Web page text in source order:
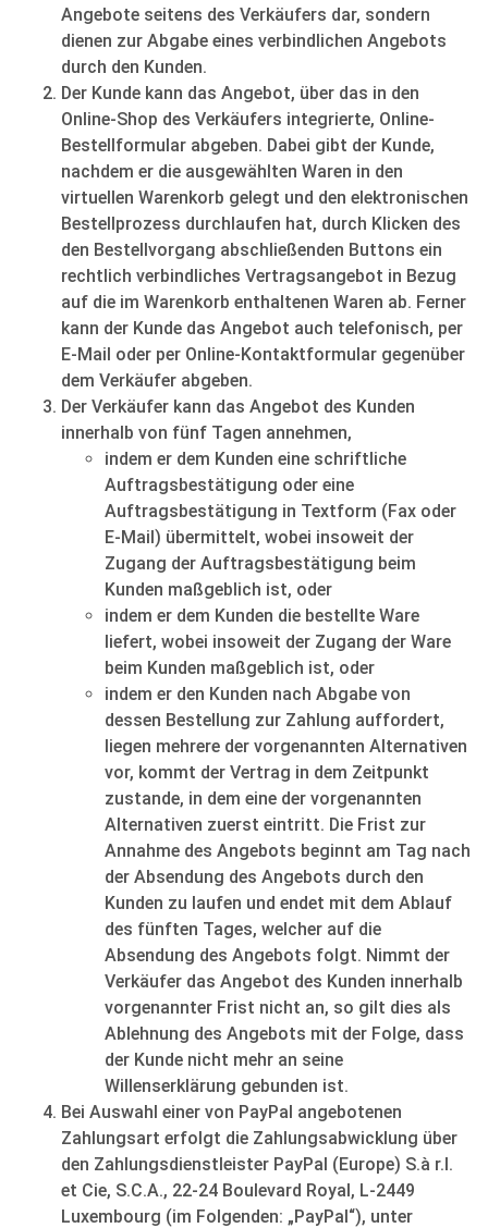
Angebote seitens des Verkäufers dar, sondern
dienen zur Abgabe eines verbindlichen Angebots
durch den Kunden.
Der Kunde kann das Angebot, über das in den
Online-Shop des Verkäufers integrierte, Online-
Bestellformular abgeben. Dabei gibt der Kunde,
nachdem er die ausgewählten Waren in den
virtuellen Warenkorb gelegt und den elektronischen
Bestellprozess durchlaufen hat, durch Klicken des
den Bestellvorgang abschließenden Buttons ein
rechtlich verbindliches Vertragsangebot in Bezug
auf die im Warenkorb enthaltenen Waren ab. Ferner
kann der Kunde das Angebot auch telefonisch, per
E-Mail oder per Online-Kontaktformular gegenüber
dem Verkäufer abgeben.
Der Verkäufer kann das Angebot des Kunden
innerhalb von fünf Tagen annehmen,
indem er dem Kunden eine schriftliche
Auftragsbestätigung oder eine
Auftragsbestätigung in Textform (Fax oder
E-Mail) übermittelt, wobei insoweit der
Zugang der Auftragsbestätigung beim
Kunden maßgeblich ist, oder
indem er dem Kunden die bestellte Ware
liefert, wobei insoweit der Zugang der Ware
beim Kunden maßgeblich ist, oder
indem er den Kunden nach Abgabe von
dessen Bestellung zur Zahlung auffordert,
liegen mehrere der vorgenannten Alternativen
vor, kommt der Vertrag in dem Zeitpunkt
zustande, in dem eine der vorgenannten
Alternativen zuerst eintritt. Die Frist zur
Annahme des Angebots beginnt am Tag nach
der Absendung des Angebots durch den
Kunden zu laufen und endet mit dem Ablauf
des fünften Tages, welcher auf die
Absendung des Angebots folgt. Nimmt der
Verkäufer das Angebot des Kunden innerhalb
vorgenannter Frist nicht an, so gilt dies als
Ablehnung des Angebots mit der Folge, dass
der Kunde nicht mehr an seine
Willenserklärung gebunden ist.
Bei Auswahl einer von PayPal angebotenen
Zahlungsart erfolgt die Zahlungsabwicklung über
den Zahlungsdienstleister PayPal (Europe) S.à r.l.
et Cie, S.C.A., 22-24 Boulevard Royal, L-2449
Luxembourg (im Folgenden: „PayPal“), unter